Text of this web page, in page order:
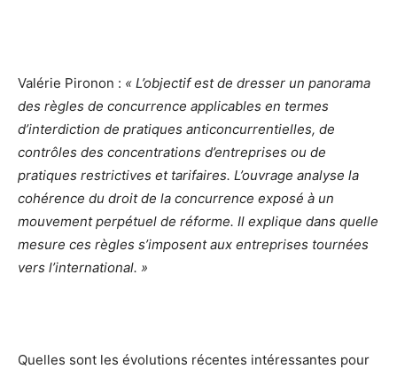
Valérie Pironon : « L’objectif est de dresser un panorama
des règles de concurrence applicables en termes
d’interdiction de pratiques anticoncurrentielles, de
contrôles des concentrations d’entreprises ou de
pratiques restrictives et tarifaires. L’ouvrage analyse la
cohérence du droit de la concurrence exposé à un
mouvement perpétuel de réforme. Il explique dans quelle
mesure ces règles s’imposent aux entreprises tournées
vers l’international. »
Quelles sont les évolutions récentes intéressantes pour